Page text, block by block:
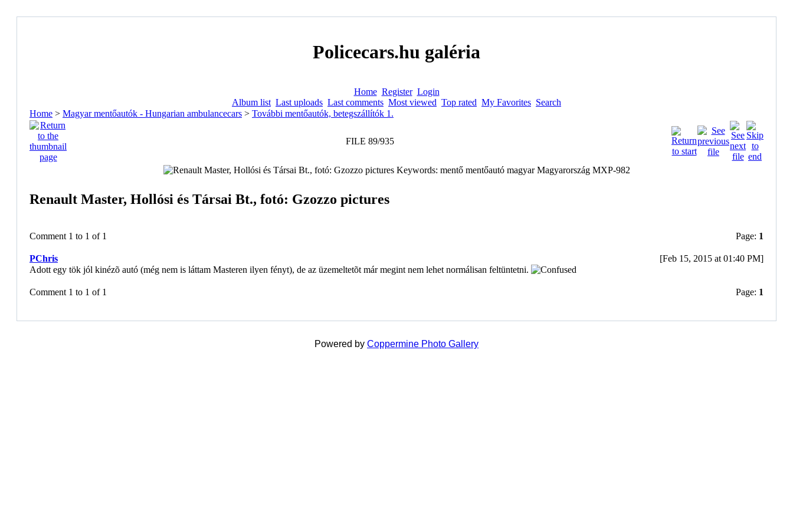
Policecars.hu galéria
Home Register Login
Album list Last uploads Last comments Most viewed Top rated My Favorites Search
Home > Magyar mentőautók - Hungarian ambulancecars > További mentőautók, betegszállí­tók 1.
FILE 89/935
Renault Master, Hollósi és Társai Bt., fotó: Gzozzo pictures
Comment 1 to 1 of 1 Page: 1
PChris
[Feb 15, 2015 at 01:40 PM]
Adott egy tök jól kinézõ autó (még nem is láttam Masteren ilyen fényt), de az üzemeltetõt már megint nem lehet normálisan feltüntetni.
Comment 1 to 1 of 1 Page: 1
Powered by Coppermine Photo Gallery